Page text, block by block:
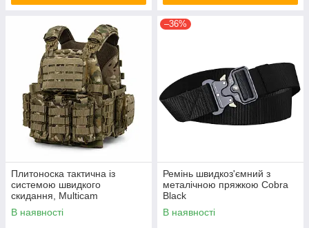
Плитоноска тактична із
системою швидкого
скидання, Multicam
В наявності
–36%
Ремінь швидкоз'ємний з
металічною пряжкою Cobra
Black
В наявності